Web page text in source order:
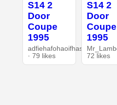
S14 2
Door
Coupe
1995
adfiehafohaoifhasd
· 79 likes
S14 2
Door
Coupe
1995
72 likes